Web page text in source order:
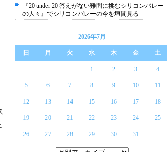
『20 under 20 答えがない難問に挑むシリコンバレー
の人々』でシリコンバレーの今を垣間見る
2026年7月
日 月 火 水 木 金 土
1 2 3 4
5 6 7 8 9 10 11
12 13 14 15 16 17 18
19 20 21 22 23 24 25
26 27 28 29 30 31